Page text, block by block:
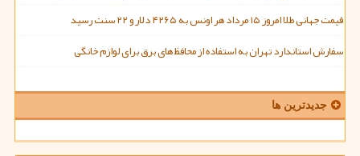
قیمت جهانی طلا امروز ۱۵ مرداد هر اونس به ۴۲۶۵ دلار و ۲۲ سنت رسید
سفارش استاندارد تهران به استفاده از محافظ های برق برای لوازم خانگی
جدیدترین ها